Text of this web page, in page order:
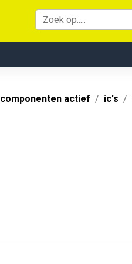
componenten actief ic's